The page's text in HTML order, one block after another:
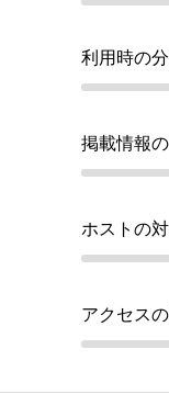
利用時の
掲載情報
ホストの
アクセス